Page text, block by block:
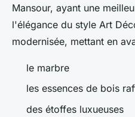
Mansour, ayant une
l'élégance du style Art
modernisée, mettant en
le marbre
les essences de bois
des étoffes luxueuses